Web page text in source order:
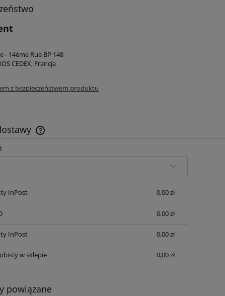
- 14ème Rue BP 148
CEDEX, Francja
z bezpieczeństwem produktu
InPost 0,00 zł
0,00 zł
InPost 0,00 zł
w sklepie 0,00 zł
powiązane